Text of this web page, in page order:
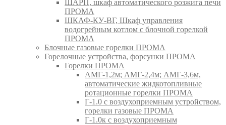
ШАРП, шкаф автоматического розжига печи
ПРОМА
ШКАФ-КУ-ВГ, Шкаф управления
водогрейным котлом с блочной горелкой
ПРОМА
Блочные газовые горелки ПРОМА
Горелочные устройства, форсунки ПРОМА
Горелки ПРОМА
АМГ-1,2м; АМГ-2,4м; АМГ-3,6м,
автоматические жидкотопливные
ротационные горелки ПРОМА
Г-1.0 с воздухоприемным устройством,
горелки газовые ПРОМА
Г-1.0к с воздухоприемным